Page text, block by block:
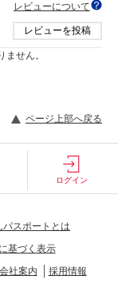
レビューについて
レビューを投稿
せん。
ページ上部へ戻る
ログイン
パスポートとは
基づく表示
会社案内 採用情報